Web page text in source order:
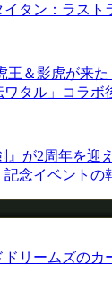
タン：ラスト
王＆影虎が来た
タル」コラボ
』が2周年を迎
念イベントの
ドリームズのカ